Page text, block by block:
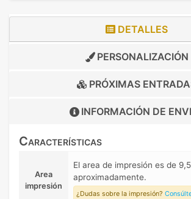
DETALLES
PERSONALIZACIÓN
PRÓXIMAS
INFORMACIÓN DE
Características
Area
impresión
El area de impresión es de
aproximadamente.
¿Dudas sobre la impresión?